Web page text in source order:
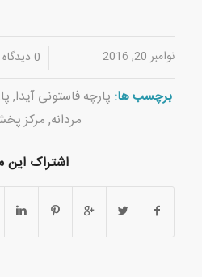
نوامبر 20, 2016 0 دیدگاه/
برچسب ها: پارچه فاستونی آیدا,
مردانه,مرکز
اشتراک